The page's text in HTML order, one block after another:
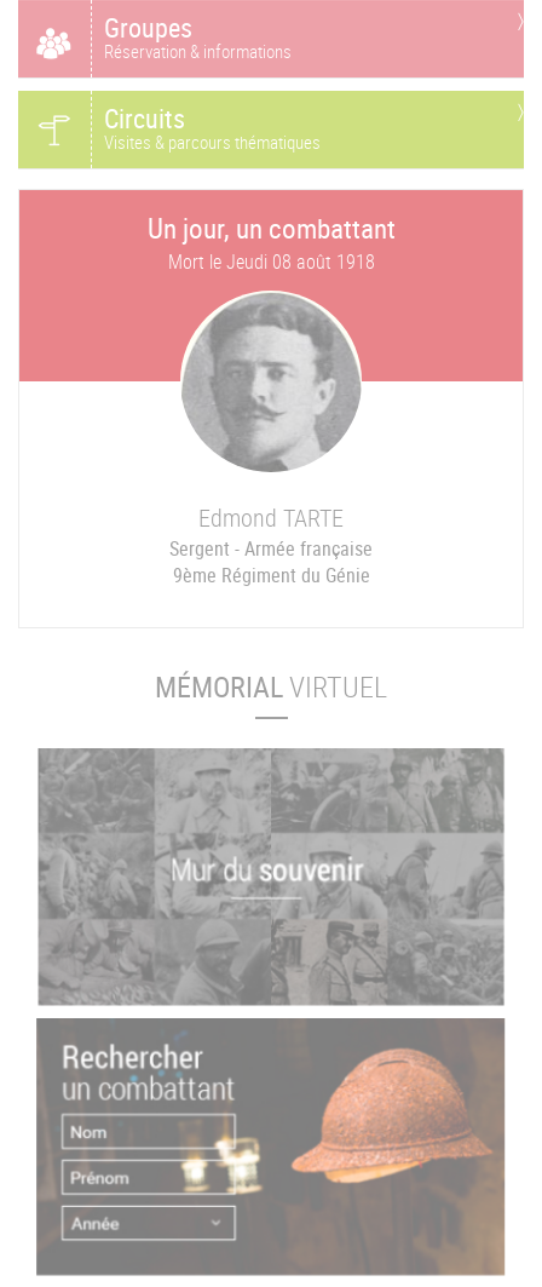
Groupes
Réservation & informations
Circuits
Visites & parcours thématiques
Un jour, un combattant
Mort leJeudi 08 août 1918
Edmond TARTE
Sergent - Armée française
9ème Régiment du Génie
MÉMORIALVIRTUEL